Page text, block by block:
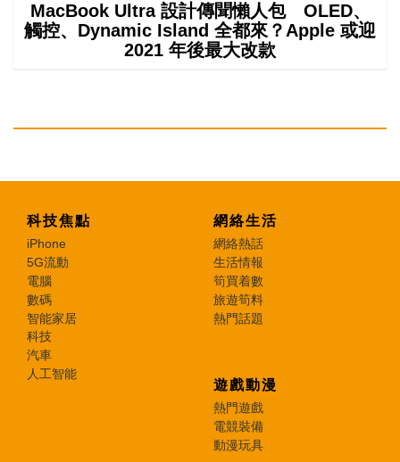
MacBook Ultra 設計傳聞懶人包 OLED、
觸控、Dynamic Island 全都來？Apple 或迎
2021 年後最大改款
科技焦點
iPhone
5G流動
電腦
數碼
智能家居
科技
汽車
人工智能
網絡生活
網絡熱話
生活情報
筍買着數
旅遊筍料
熱門話題
遊戲動漫
熱門遊戲
電競裝備
動漫玩具